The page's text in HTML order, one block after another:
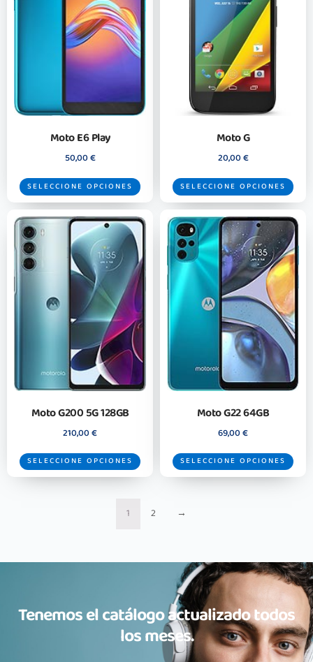
Moto E6 Play
50,00€
SELECCIONE OPCIONES
Moto G
20,00€
SELECCIONE OPCIONES
Moto G200 5G 128GB
210,00€
SELECCIONE OPCIONES
Moto G22 64GB
69,00€
SELECCIONE OPCIONES
1 2 →
Tenemos el catálogo actualizado todos
los meses.